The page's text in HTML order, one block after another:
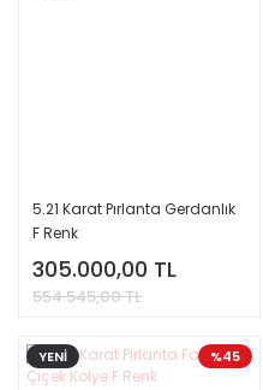
5.21 Karat Pırlanta Gerdanlık
F Renk
305.000,00 TL
554.545,00 TL
%45
YENİ